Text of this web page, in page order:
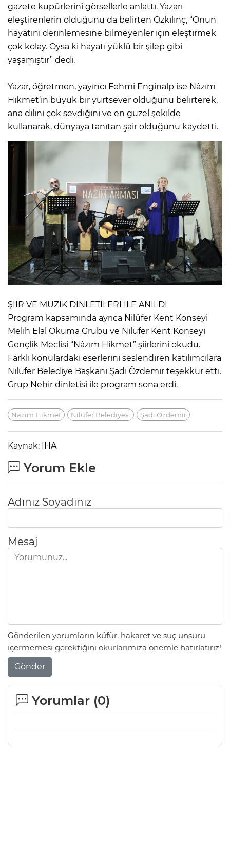
gazete kupürlerini görsellerle anlattı. Yazarı
eleştirenlerin olduğunu da belirten Özkılınç, “Onun
hayatını derinlemesine bilmeyenler için eleştirmek
çok kolay. Oysa ki hayatı yüklü bir şilep gibi
yaşamıştır” dedi.
Yazar, öğretmen, yayıncı Fehmi Enginalp ise Nâzım
Hikmet’in büyük bir yurtsever olduğunu belirterek,
ana dilini çok sevdiğini ve en güzel şekilde
kullanarak, dünyaya tanıtan şair olduğunu kaydetti.
ŞİİR VE MÜZİK DİNLETİLERİ İLE ANILDI
Program kapsamında ayrıca Nilüfer Kent Konseyi
Melih Elal Okuma Grubu ve Nilüfer Kent Konseyi
Gençlik Meclisi “Nâzım Hikmet” şiirlerini okudu.
Farklı konulardaki eserlerini seslendiren katılımcılara
Nilüfer Belediye Başkanı Şadi Özdemir teşekkür etti.
Grup Nehir dinletisi ile program sona erdi.
Nazım Hikmet Nilüfer Belediyesi Şadi Özdemir
Kaynak: İHA
Yorum Ekle
Adınız Soyadınız
Mesaj
Gönderilen yorumların küfür, hakaret ve suç unsuru
içermemesi gerektiğini okurlarımıza önemle hatırlatırız!
Gönder
Yorumlar (0)